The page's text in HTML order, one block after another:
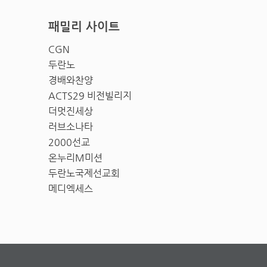
패밀리 사이트
CGN
두란노
경배와찬양
ACTS29 비전빌리지
더멋진세상
러브소나타
2000선교
온누리M미션
두란노국제선교회
메디엑세스